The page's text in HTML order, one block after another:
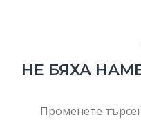
НЕ БЯХА
Променете